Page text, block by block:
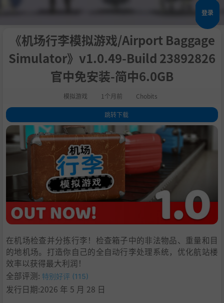
登录
《机场行李模拟游戏/Airport Baggage
Simulator》v1.0.49-Build 23892826
官中免安装-简中6.0GB
模拟游戏 1个月前 Chobits
跳转下载
1.关于此游戏
2.
3.
5.
7.
8.系统需求
10 .学习
在机场检查并分拣行李！检查箱子中的非法物品、重量和目
的地机场。打造你自己的全自动行李处理系统，优化航站楼
效率以获得最大利润！
全部评测: 特别好评 (115)
发行日期:2026 年 5 月 28 日